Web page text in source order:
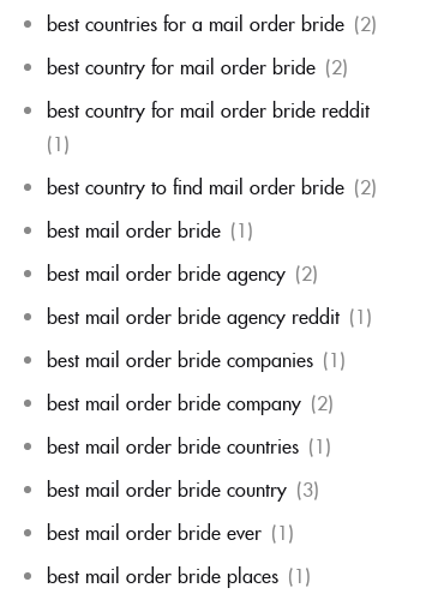
best countries for a mail order bride (2)
best country for mail order bride (2)
best country for mail order bride reddit
(1)
best country to find mail order bride (2)
best mail order bride (1)
best mail order bride agency (2)
best mail order bride agency reddit (1)
best mail order bride companies (1)
best mail order bride company (2)
best mail order bride countries (1)
best mail order bride country (3)
best mail order bride ever (1)
best mail order bride places (1)